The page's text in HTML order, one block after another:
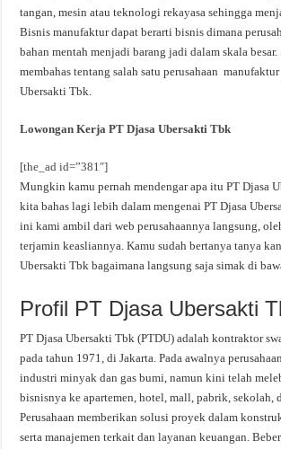
tangan, mesin atau teknologi rekayasa sehingga
Bisnis manufaktur dapat berarti bisnis dimana
bahan mentah menjadi barang jadi dalam skala
membahas tentang salah satu perusahaan
Ubersakti Tbk.
Lowongan Kerja PT Djasa Ubersakti Tbk
[the_ad id=”381″]
Mungkin kamu pernah mendengar apa itu PT Djasa
kita bahas lagi lebih dalam mengenai PT Djasa
ini kami ambil dari web perusahaannya langsung,
terjamin keasliannya. Kamu sudah bertanya tanya
Ubersakti Tbk bagaimana langsung saja simak di
Profil PT Djasa Ubersakti
PT Djasa Ubersakti Tbk (PTDU) adalah kontraktor
pada tahun 1971, di Jakarta. Pada awalnya
industri minyak dan gas bumi, namun kini telah
bisnisnya ke apartemen, hotel, mall, pabrik, sekolah,
Perusahaan memberikan solusi proyek dalam
serta manajemen terkait dan layanan keuangan.